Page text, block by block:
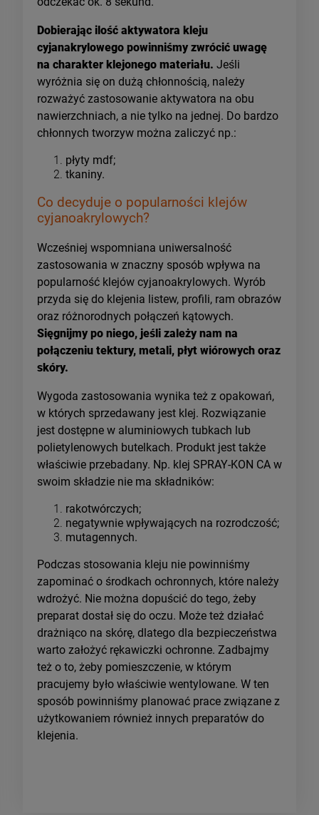
Dobierając ilość aktywatora kleju
cyjanakrylowego powinniśmy zwrócić uwagę
na charakter klejonego materiału. Jeśli
wyróżnia się on dużą chłonnością, należy
rozważyć zastosowanie aktywatora na obu
nawierzchniach, a nie tylko na jednej. Do bardzo
chłonnych tworzyw można zaliczyć np.:
płyty mdf;
tkaniny.
Co decyduje o popularności klejów
cyjanoakrylowych?
Wcześniej wspomniana uniwersalność
zastosowania w znaczny sposób wpływa na
popularność klejów cyjanoakrylowych. Wyrób
przyda się do klejenia listew, profili, ram obrazów
oraz różnorodnych połączeń kątowych.
Sięgnijmy po niego, jeśli zależy nam na
połączeniu tektury, metali, płyt wiórowych oraz
skóry.
Wygoda zastosowania wynika też z opakowań,
w których sprzedawany jest klej. Rozwiązanie
jest dostępne w aluminiowych tubkach lub
polietylenowych butelkach. Produkt jest także
właściwie przebadany. Np. klej SPRAY-KON CA w
swoim składzie nie ma składników:
rakotwórczych;
negatywnie wpływających na rozrodczość;
mutagennych.
Podczas stosowania kleju nie powinniśmy
zapominać o środkach ochronnych, które należy
wdrożyć. Nie można dopuścić do tego, żeby
preparat dostał się do oczu. Może też działać
drażniąco na skórę, dlatego dla bezpieczeństwa
warto założyć rękawiczki ochronne. Zadbajmy
też o to, żeby pomieszczenie, w którym
pracujemy było właściwie wentylowane. W ten
sposób powinniśmy planować prace związane z
użytkowaniem również innych preparatów do
klejenia.